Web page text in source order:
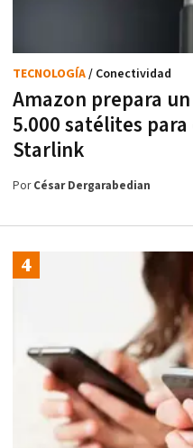
Amazon prepara
5.000 satélites
Starlink
TECNOLOGÍA/ Conectividad
PorCésar Dergarabedian